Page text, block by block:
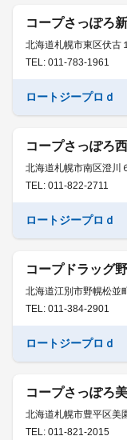
コープさっぽろ
北海道札幌市東区伏古
TEL: 011-783-1961
ロートジープロｄ
コープさっぽろ
北海道札幌市南区澄川
TEL: 011-822-2711
ロートジープロｄ
コープドラッグ
北海道江別市野幌松並
TEL: 011-384-2901
ロートジープロｄ
コープさっぽろ
北海道札幌市豊平区美
TEL: 011-821-2015